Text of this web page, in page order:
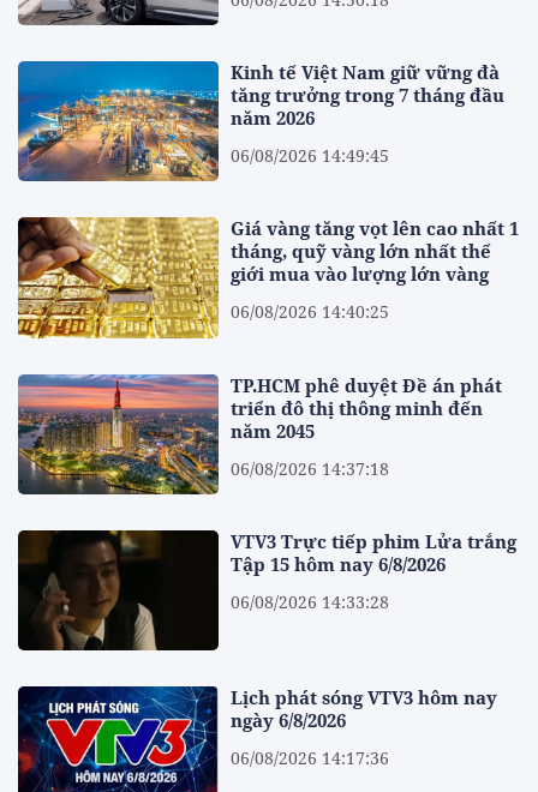
Kinh tế Việt Nam giữ vững đà
tăng trưởng trong 7 tháng đầu
năm 2026
06/08/2026 14:49:45
Giá vàng tăng vọt lên cao nhất 1
tháng, quỹ vàng lớn nhất thế
giới mua vào lượng lớn vàng
06/08/2026 14:40:25
TP.HCM phê duyệt Đề án phát
triển đô thị thông minh đến
năm 2045
06/08/2026 14:37:18
VTV3 Trực tiếp phim Lửa trắng
Tập 15 hôm nay 6/8/2026
06/08/2026 14:33:28
Lịch phát sóng VTV3 hôm nay
ngày 6/8/2026
06/08/2026 14:17:36